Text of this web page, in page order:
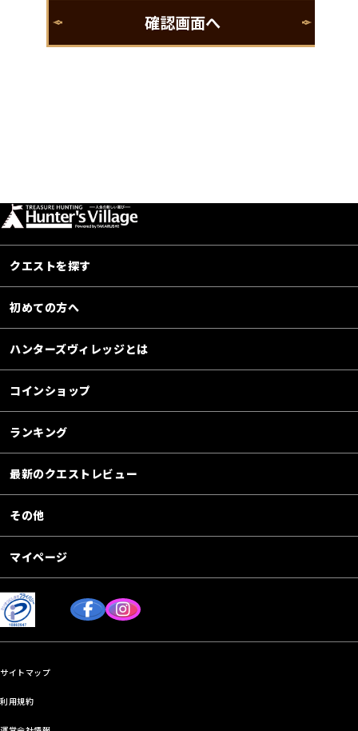
クエストを探す
初めての方へ
ハンターズヴィレッジとは
コインショップ
ランキング
最新のクエストレビュー
その他
マイページ
サイトマップ
利用規約